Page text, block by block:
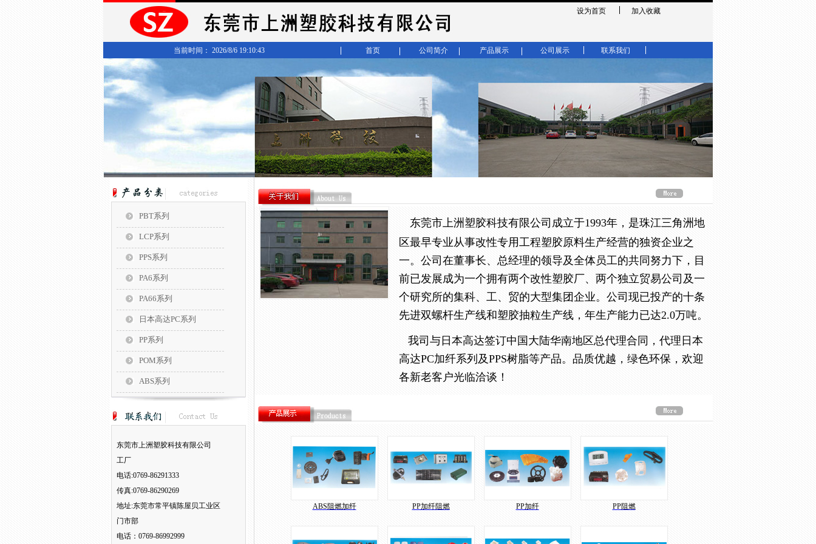
设为首页 加入收藏
当前时间： 2026/8/6 19:10:43 首页 公司简介 产品展示 公司展示 联系我们
PBT系列
LCP系列
PPS系列
PA6系列
PA66系列
日本高达PC系列
PP系列
POM系列
ABS系列
东莞市上洲塑胶科技有限公司
工厂
电话:0769-86291333
传真:0769-86290269
地址:东莞市常平镇陈屋贝工业区
门市部
电话：0769-86992999
东莞市上洲塑胶科技有限公司成立于1993年，是珠江三角洲地
区最早专业从事改性专用工程塑胶原料生产经营的独资企业之
一。公司在董事长、总经理的领导及全体员工的共同努力下，目
前已发展成为一个拥有两个改性塑胶厂、两个独立贸易公司及一
个研究所的集科、工、贸的大型集团企业。公司现已投产的十条
先进双螺杆生产线和塑胶抽粒生产线，年生产能力已达2.0万吨。
我司与日本高达签订中国大陆华南地区总代理合同，代理日本
高达PC加纤系列及PPS树脂等产品。品质优越，绿色环保，欢迎
各新老客户光临洽谈！
ABS阻燃加纤 PP加纤阻燃 PP加纤 PP阻燃